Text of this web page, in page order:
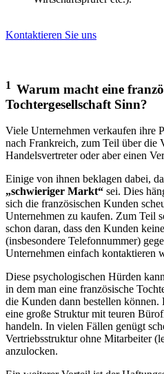
Kontaktieren Sie uns
1 Warum macht eine
Tochtergesellschaft Sinn?
Viele Unternehmen verkaufen ihre
nach Frankreich, zum Teil über die
Handelsvertreter oder aber einen
Einige von ihnen beklagen dabei,
„schwieriger Markt“ sei. Dies
sich die französischen Kunden
Unternehmen zu kaufen. Zum Teil
schon daran, dass den Kunden
(insbesondere Telefonnummer)
Unternehmen einfach kontaktieren
Diese psychologischen Hürden
in dem man eine französische
die Kunden dann bestellen können.
eine große Struktur mit teuren
handeln. In vielen Fällen genügt
Vertriebsstruktur ohne Mitarbeiter
anzulocken.